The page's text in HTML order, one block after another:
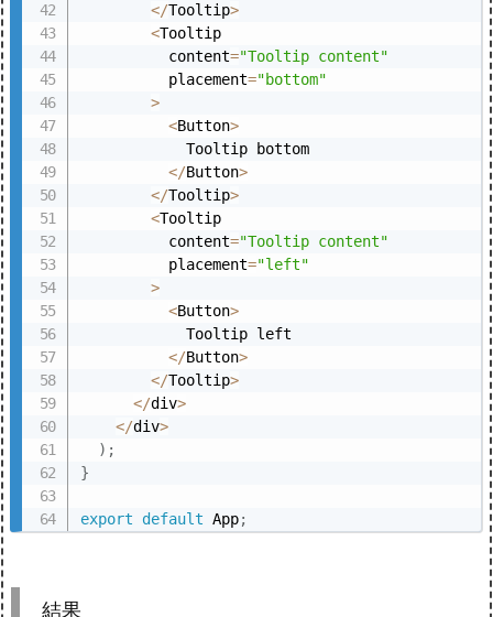
</Tooltip>
<Tooltip
          content
="Tooltip content"
          placement
="bottom"
>
<Button>
            Tooltip bottom
</Button>
</Tooltip>
<Tooltip
          content
="Tooltip content"
          placement
="left"
>
<Button>
            Tooltip left
</Button>
</Tooltip>
</div>
</div>
) ;
}
export default App;
結果